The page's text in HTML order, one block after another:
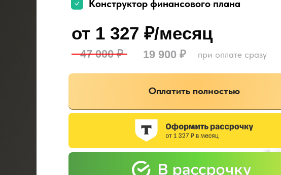
при оплате сразу
19 900 ₽
47 000 ₽
от 1 327 ₽/месяц
Конструктор финансового плана
Оплатить полностью